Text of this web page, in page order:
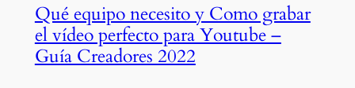
Qué equipo necesito y Como grabar
el vídeo perfecto para Youtube –
Guía Creadores 2022